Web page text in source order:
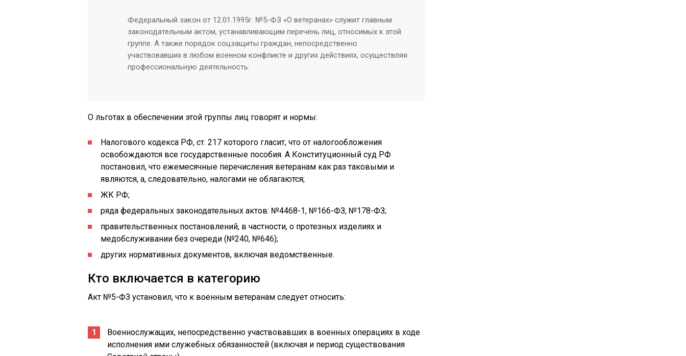
Федеральный закон от 12.01.1995г. №5-ФЗ «О ветеранах» служит главным
законодательным актом, устанавливающим перечень лиц, относимых к этой
группе. А также порядок соцзащиты граждан, непосредственно
участвовавших в любом военном конфликте и других действиях, осуществляя
профессиональную деятельность.
О льготах в обеспечении этой группы лиц говорят и нормы:
Налогового кодекса РФ, ст. 217 которого гласит, что от налогообложения
освобождаются все государственные пособия. А Конституционный суд РФ
постановил, что ежемесячные перечисления ветеранам как раз таковыми и
являются, а, следовательно, налогами не облагаются;
ЖК РФ;
ряда федеральных законодательных актов: №4468-1, №166-ФЗ, №178-ФЗ;
правительственных постановлений, в частности, о протезных изделиях и
медобслуживании без очереди (№240, №646);
других нормативных документов, включая ведомственные.
Кто включается в категорию
Акт №5-ФЗ установил, что к военным ветеранам следует относить:
Военнослужащих, непосредственно участвовавших в военных операциях в ходе
исполнения ими служебных обязанностей (включая и период существования